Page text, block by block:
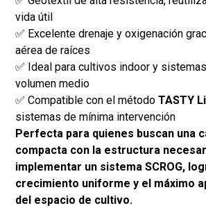
vida útil
✅ Excelente drenaje y oxigenación
aérea de raíces
✅ Ideal para cultivos indoor y
volumen medio
✅ Compatible con el métodoTASTY
sistemas de mínima intervención
Perfecta para quienes buscan una
compacta con la estructura
implementar un sistema SCROG,
crecimiento uniforme y el máximo
del espacio de cultivo.